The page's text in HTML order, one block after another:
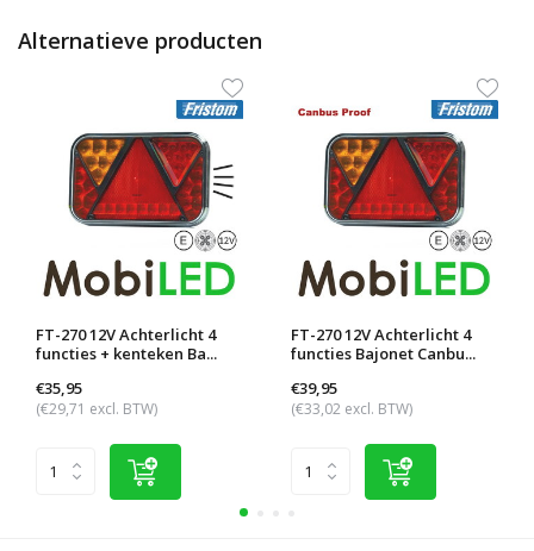
Alternatieve producten
FT-270 12V Achterlicht 4
functies + kenteken Ba...
€35,95
(€29,71 excl. BTW)
FT-270 12V Achterlicht 4
functies Bajonet Canbu...
€39,95
(€33,02 excl. BTW)